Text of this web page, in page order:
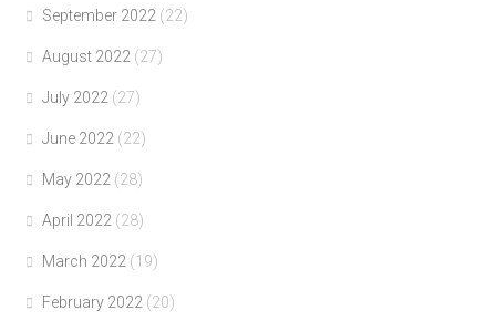
September 2022 (22)
August 2022 (27)
July 2022 (27)
June 2022 (22)
May 2022 (28)
April 2022 (28)
March 2022 (19)
February 2022 (20)